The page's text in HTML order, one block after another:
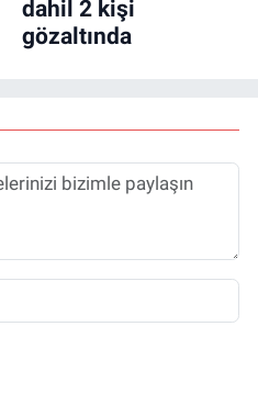
dahil 2 kişi
gözaltında